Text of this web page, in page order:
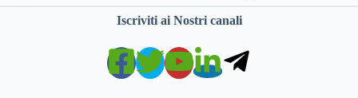
Iscriviti ai Nostri canali